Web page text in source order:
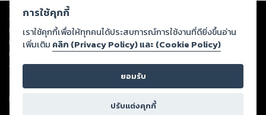
Copyright © 2026
ต่อผลงานหรือเนื้อหาใดที่อัปโหลดผ่านเว็บไซต์และปรากฏว่าละเมิดสิทธิใน
ทรัพย์สินทางปัญญาของบุคคลอื่นหรือขัดต่อกฎหมายและศีลธรรม ดังนั้น ผู้อ่าน
ทุกท่านโปรดใช้วิจารณญาณในการกลั่นกรองด้วยตนเอง และหากท่านพบว่าส่วน
หนึ่งส่วนใดขัดต่อกฎหมายและศีลธรรม กรุณาแจ้งมายังบริษัท เพื่อทีมงานจะได้
ดำเนินการในทันที ทั้งนี้ ทางสตอรี่ล็อกขอสงวนลิขสิทธิ์ตามพระราชบัญญัติ
ลิขสิทธิ์ พ.ศ. 2537 (ฉบับล่าสุด)
For support: member@ookbee.com
Version
การใช้คุกกี้
เราใช้คุกกี้เพื่อให้ทุกคนได้ประสบการณ์การใช้งานที่ดียิ่งขึ้นอ่าน
เพิ่มเติม คลิก (Privacy Policy) และ (Cookie Policy)
ยอมรับ
ปรับแต่งคุกกี้